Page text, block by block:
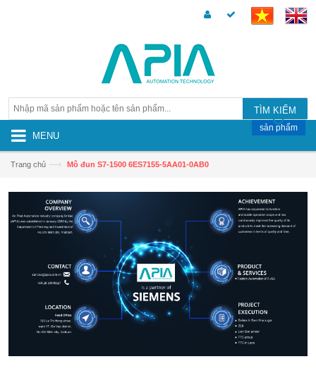
TÌM KIẾM
MENU
sản phẩm
Trang chủ —› Mô đun S7-1500 6ES7155-5AA01-0AB0